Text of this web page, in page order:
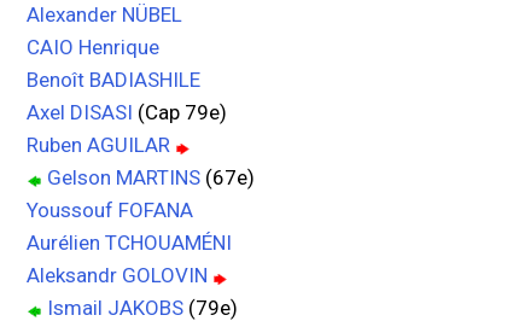
Alexander NÜBEL
CAIO Henrique
Benoît BADIASHILE
Axel DISASI (Cap 79e)
Ruben AGUILAR
Gelson MARTINS (67e)
Youssouf FOFANA
Aurélien TCHOUAMÉNI
Aleksandr GOLOVIN
Ismail JAKOBS (79e)